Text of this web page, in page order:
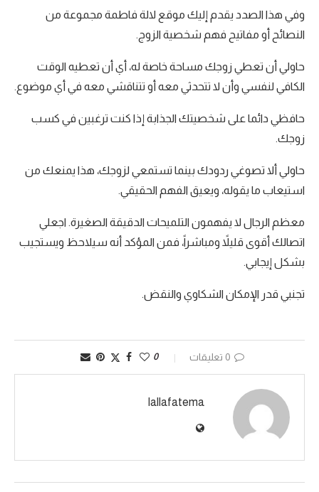
وفي هذا الصدد يقدم إليك موقع لالة فاطمة مجموعة من
النصائح أو مفاتيح فهم شخصية الزوج.
حاولي أن تعطي زوجك مساحة خاصة له، أي أن تعطيه الوقت
الكافي لنفسي وأن لا تتحدثي معه أو تتناقشي معه في أي موضوع.
حافظي دائما على شخصيتك الجذابة إذا كنت ترغبين في كسب
زوجك.
حاولي ألا تصوغي ردودك بينما تستمعي لزوجك، هذا يمنعك من
استيعاب ما يقوله، ويعيق الفهم الحقيقي.
معظم الرجال لا يفهمون التلميحات الدقيقة الصغيرة. اجعلي
اتصالك أقوى قليلاً ومباشراً، فمن المؤكد أنه سيلاحظ ويستجيب
بشكل إيجابي.
تجنبي قدر الإمكان الشكاوي والنقض.
0 تعليقات 0
lallafatema